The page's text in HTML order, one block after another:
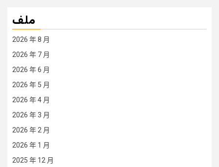
ملف
2026 年 8 月
2026 年 7 月
2026 年 6 月
2026 年 5 月
2026 年 4 月
2026 年 3 月
2026 年 2 月
2026 年 1 月
2025 年 12 月